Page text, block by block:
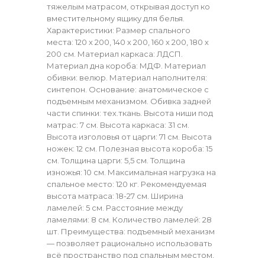
тяжелым матрасом, открывая доступ ко
вместительному ящику для белья.
Характеристики: Размер спального
места: 120 х 200, 140 х 200, 160 х 200, 180 х
200 см. Материал каркаса: ЛДСП.
Материал дна короба: МДФ. Материал
обивки: велюр. Материал наполнителя:
синтепон. Основание: анатомическое с
подъемным механизмом. Обивка задней
части спинки: тех.ткань. Высота ниши под
матрас: 7 см. Высота каркаса: 31 см.
Высота изголовья от царги: 71 см. Высота
ножек: 12 см. Полезная высота короба: 15
см. Толщина царги: 5,5 см. Толщина
изножья: 10 см. Максимальная нагрузка на
спальное место: 120 кг. Рекомендуемая
высота матраса: 18-27 см. Ширина
ламелей: 5 см. Расстояние между
ламелями: 8 см. Количество ламелей: 28
шт. Преимущества: подъемный механизм
— позволяет рационально использовать
всё пространство под спальным местом,